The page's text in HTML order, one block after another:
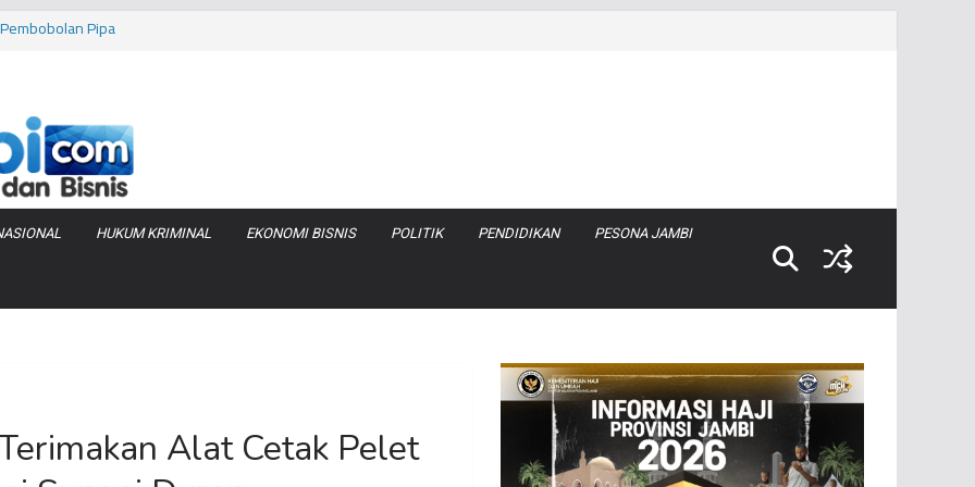
Pipa
Produksi Air
Jabung
HUKUM KRIMINAL EKONOMI BISNIS POLITIK PENDIDIKAN PESONA JAMBI
Alat Cetak Pelet